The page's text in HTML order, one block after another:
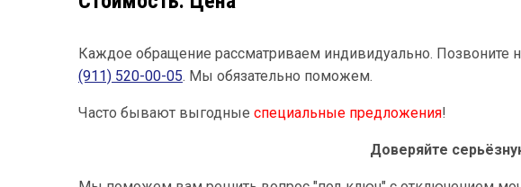
Каждое обращение рассматриваем индивидуально. Позвоните
(911) 520-00-05. Мы обязательно поможем.
Часто бывают выгодные специальные предложения!
Доверяйте